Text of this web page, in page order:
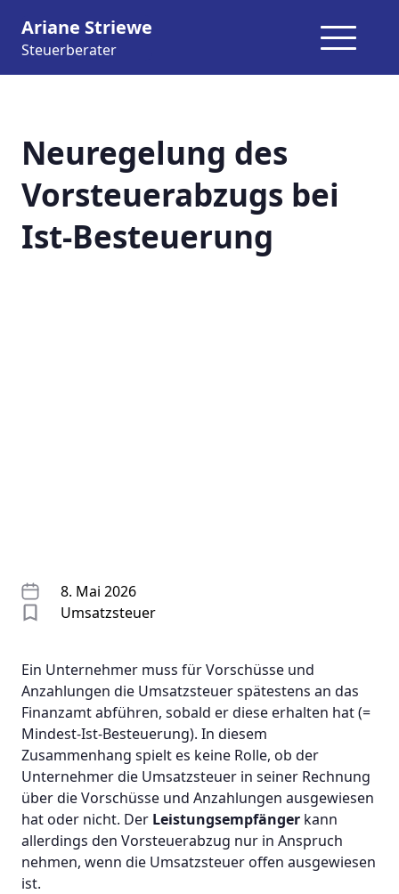
Ariane Striewe
Steuerberater
Neuregelung des
Vorsteuerabzugs bei
Ist-Besteuerung
8. Mai 2026
Umsatzsteuer
Ein Unternehmer muss für Vorschüsse und
Anzahlungen die Umsatzsteuer spätestens an das
Finanzamt abführen, sobald er diese erhalten hat (=
Mindest-Ist-Besteuerung). In diesem
Zusammenhang spielt es keine Rolle, ob der
Unternehmer die Umsatzsteuer in seiner Rechnung
über die Vorschüsse und Anzahlungen ausgewiesen
hat oder nicht. Der Leistungsempfänger kann
allerdings den Vorsteuerabzug nur in Anspruch
nehmen, wenn die Umsatzsteuer offen ausgewiesen
ist.